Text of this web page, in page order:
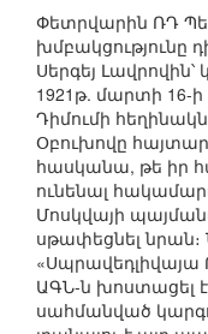
Փետրվարին ՌԴ
խմբակցությունը
Սերգեյ Լավրովին՝
1921թ. մարտի 16-
Դիմումի
Օբուխովը
հասկանա, թե իր
ունենալ
Մոսկվայի
սթափեցնել
«Սպրավեդլիվայա
ԱԳՆ-ն խոստացել է
սահմանված